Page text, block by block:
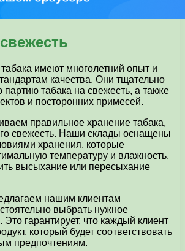
имеют многолетний опыт и
качества. Они тщательно
табака на свежесть, а также
и посторонних примесей.
правильное хранение табака,
свежесть. Наши склады оснащены
хранения, которые
температуру и влажность,
высыхание или пересыхание
нашим клиентам
выбрать нужное
Это гарантирует, что каждый клиент
который будет соответствовать
предпочтениям.